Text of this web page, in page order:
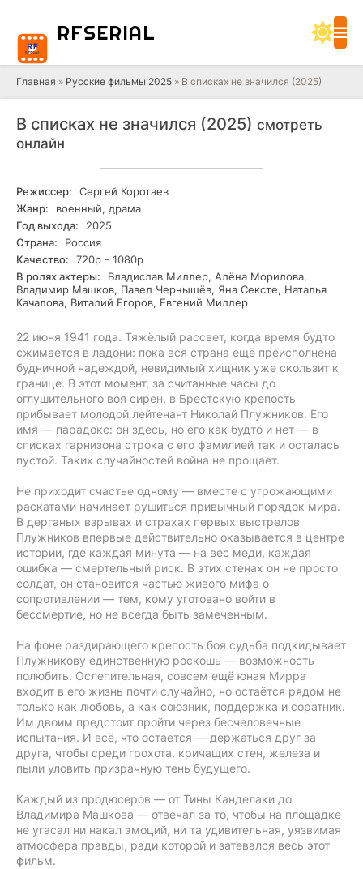
RFSERIAL
Главная » Русские фильмы 2025 » В списках не значился (2025)
В списках не значился (2025) смотреть
онлайн
Режиссер:
Сергей Коротаев
Жанр:
военный, драма
Год выхода:
2025
Страна:
Россия
Качество:
720р - 1080р
В ролях актеры:
Владислав Миллер, Алёна Морилова,
Владимир Машков, Павел Чернышёв, Яна Сексте, Наталья
Качалова, Виталий Егоров, Евгений Миллер
22 июня 1941 года. Тяжёлый рассвет, когда время будто
сжимается в ладони: пока вся страна ещё преисполнена
будничной надеждой, невидимый хищник уже скользит к
границе. В этот момент, за считанные часы до
оглушительного воя сирен, в Брестскую крепость
прибывает молодой лейтенант Николай Плужников. Его
имя — парадокс: он здесь, но его как будто и нет — в
списках гарнизона строка с его фамилией так и осталась
пустой. Таких случайностей война не прощает.
Не приходит счастье одному — вместе с угрожающими
раскатами начинает рушиться привычный порядок мира.
В дерганых взрывах и страхах первых выстрелов
Плужников впервые действительно оказывается в центре
истории, где каждая минута — на вес меди, каждая
ошибка — смертельный риск. В этих стенах он не просто
солдат, он становится частью живого мифа о
сопротивлении — тем, кому уготовано войти в
бессмертие, но не всегда быть замеченным.
На фоне раздирающего крепость боя судьба подкидывает
Плужникову единственную роскошь — возможность
полюбить. Ослепительная, совсем ещё юная Мирра
входит в его жизнь почти случайно, но остаётся рядом не
только как любовь, а как союзник, поддержка и соратник.
Им двоим предстоит пройти через бесчеловечные
испытания. И всё, что остается — держаться друг за
друга, чтобы среди грохота, кричащих стен, железа и
пыли уловить призрачную тень будущего.
Каждый из продюсеров — от Тины Канделаки до
Владимира Машкова — отвечал за то, чтобы на площадке
не угасал ни накал эмоций, ни та удивительная, уязвимая
атмосфера правды, ради которой и затевался весь этот
фильм.